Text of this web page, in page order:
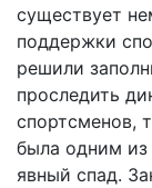
существует
поддержки
решили
проследить
спортсменов,
была одним из
явный спад.